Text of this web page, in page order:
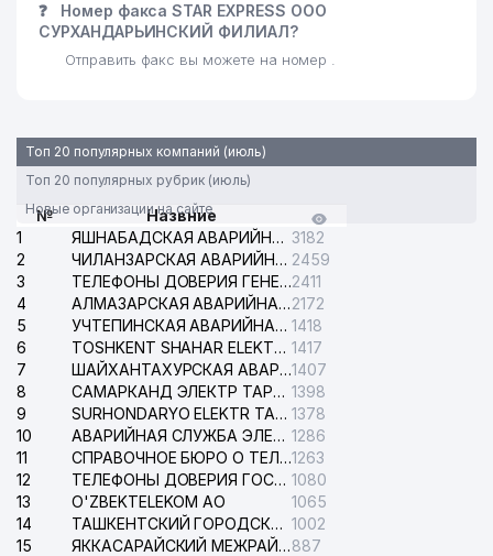
❓
Номер факса STAR EXPRESS ООО
СУРХАНДАРЬИНСКИЙ ФИЛИАЛ?
Отправить факс вы можете на номер .
Топ 20 популярных компаний (июль)
Топ 20 популярных рубрик (июль)
Новые организации на сайте
№
Назвние
1
ЯШНАБАДСКАЯ АВАРИЙНАЯ СЛУЖБА ЭЛЕКТРОСЕТИ 3182
2
ЧИЛАНЗАРСКАЯ АВАРИЙНАЯ СЛУЖБА ЭЛЕКТРОСЕТИ 2459
3
ТЕЛЕФОНЫ ДОВЕРИЯ ГЕНЕРАЛЬНОЙ ПРОКУРАТУРЫ РЕСПУБЛИКИ УЗБЕКИСТАН2411
4
АЛМАЗАРСКАЯ АВАРИЙНАЯ СЛУЖБА ЭЛЕКТРОСЕТИ2172
5
УЧТЕПИНСКАЯ АВАРИЙНАЯ СЛУЖБА ЭЛЕКТРОСЕТИ 1418
6
TOSHKENT SHAHAR ELEKTR TARMOQLARI KORXONASI АО 1417
7
ШАЙХАНТАХУРСКАЯ АВАРИЙНАЯ СЛУЖБА ЭЛЕКТРОСЕТИ1407
8
САМАРКАНД ЭЛЕКТР ТАРМОКЛАРИ АО 1398
9
SURHONDARYO ELEKTR TARMOKLARI АО 1378
10
АВАРИЙНАЯ СЛУЖБА ЭЛЕКТРОСЕТИ ТАШКЕНТСКОГО РАЙОНА 1286
11
СПРАВОЧНОЕ БЮРО О ТЕЛЕФОНАХ ОРГАНИЗАЦИЙ г. ТАШКЕНТА1263
12
ТЕЛЕФОНЫ ДОВЕРИЯ ГОСУДАРСТВЕННОГО ЦЕНТРА ТЕСТИРОВАНИЯ 1080
13
O'ZBEKTELEKOM АО
1065
14
ТАШКЕНТСКИЙ ГОРОДСКОЙ СУД ПО ГРАЖДАНСКИМ ДЕЛАМ 1002
15
ЯККАСАРАЙСКИЙ МЕЖРАЙОННЫЙ СУД ПО ГРАЖДАНСКИМ ДЕЛАМ887